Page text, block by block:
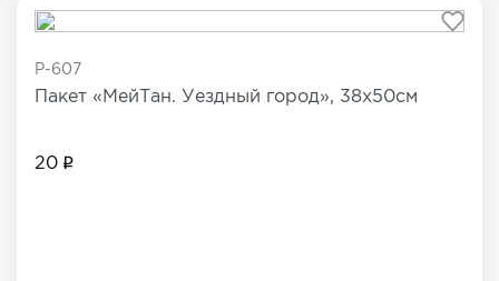
P-607
Пакет «МейТан. Уездный город», 38х50см
20